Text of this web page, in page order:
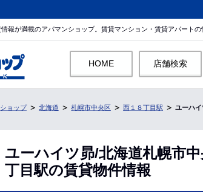
報が満載のアパマンショップ。賃貸マンション・賃貸アパートの
HOME 店舗検索
ョップ 北海道 札幌市中央区 西１８丁目駅 ユーハイ
ユーハイツ昴/北海道札幌市
丁目駅の賃貸物件情報